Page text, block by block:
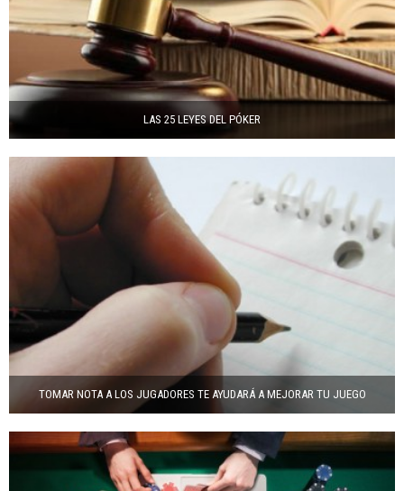
LAS 25 LEYES DEL PÓKER
TOMAR NOTA A LOS JUGADORES TE AYUDARÁ A MEJORAR TU JUEGO